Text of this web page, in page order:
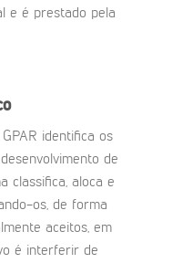
e é prestado pela
identifica os
de
classifica, aloca e
os, de forma
aceitos, em
é interferir de